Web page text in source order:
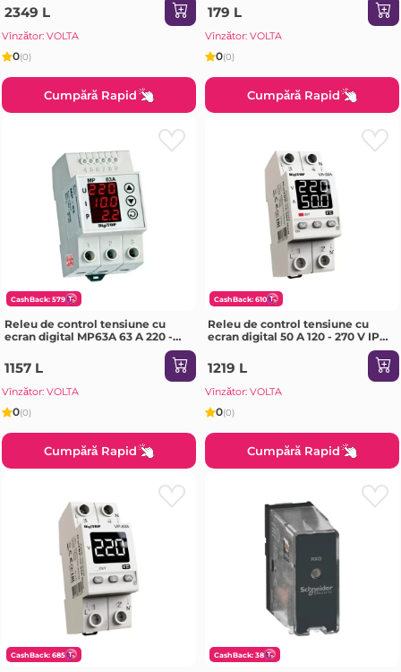
2349 L
Vînzător: VOLTA
0(0)
Cumpără Rapid
179 L
Vînzător: VOLTA
0(0)
Cumpără Rapid
CashBack: 579
Releu de control tensiune cu
ecran digital MP63A 63 A 220 -
1157 L
Vînzător: VOLTA
0(0)
Cumpără Rapid
CashBack: 610
Releu de control tensiune cu
ecran digital 50 A 120 - 270 V IP20
1219 L
Vînzător: VOLTA
0(0)
Cumpără Rapid
CashBack: 685 CashBack: 38